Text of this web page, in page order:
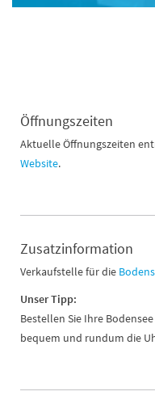
Öffnungszeiten
Aktuelle Öffnungszeiten
Website.
Zusatzinformation
Verkaufstelle für die
Unser Tipp:
Bestellen Sie Ihre Bodensee
bequem und rundum die